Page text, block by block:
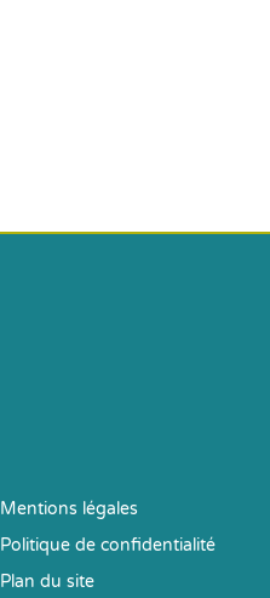
Mentions légales
Politique de confidentialité
Plan du site